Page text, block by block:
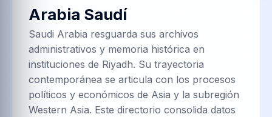
Arabia Saudí
Saudi Arabia resguarda sus archivos
administrativos y memoria histórica en
instituciones de Riyadh. Su trayectoria
contemporánea se articula con los procesos
políticos y económicos de Asia y la subregión
Western Asia. Este directorio consolida datos